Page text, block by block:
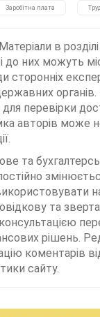
Заробітна плата
Матеріали в
до них можуть
сторонніх
органів.
перевірки
авторів може
та
та
рішень.
коментарів
сайту.